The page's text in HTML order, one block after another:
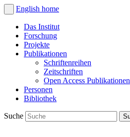
English home
Das Institut
Forschung
Projekte
Publikationen
Schriftenreihen
Zeitschriften
Open Access Publikationen
Personen
Bibliothek
Suche